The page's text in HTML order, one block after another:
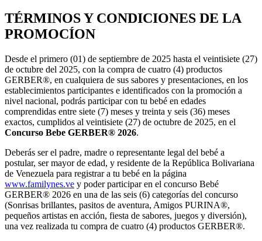
TÉRMINOS Y CONDICIONES DE LA
PROMOCÍON
Desde el primero (01) de septiembre de 2025 hasta el veintisiete (27)
de octubre del 2025, con la compra de cuatro (4) productos
GERBER®, en cualquiera de sus sabores y presentaciones, en los
establecimientos participantes e identificados con la promoción a
nivel nacional, podrás participar con tu bebé en edades
comprendidas entre siete (7) meses y treinta y seis (36) meses
exactos, cumplidos al veintisiete (27) de octubre de 2025, en el
Concurso Bebe GERBER® 2026.
Deberás ser el padre, madre o representante legal del bebé a
postular, ser mayor de edad, y residente de la República Bolivariana
de Venezuela para registrar a tu bebé en la página
www.familynes.ve y poder participar en el concurso Bebé
GERBER® 2026 en una de las seis (6) categorías del concurso
(Sonrisas brillantes, pasitos de aventura, Amigos PURINA®,
pequeños artistas en acción, fiesta de sabores, juegos y diversión),
una vez realizada tu compra de cuatro (4) productos GERBER®.